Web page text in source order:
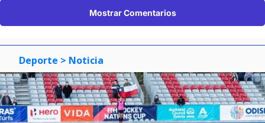
Mostrar Comentarios
Deporte > Noticia